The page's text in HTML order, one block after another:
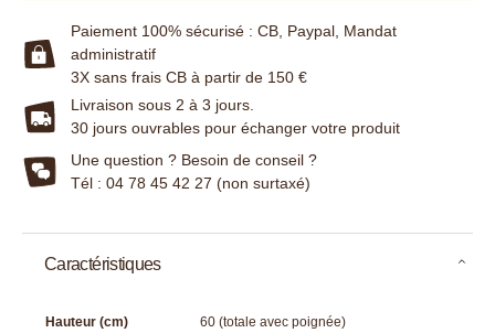
Paiement 100% sécurisé : CB, Paypal, Mandat
administratif
3X sans frais CB à partir de 150 €
Livraison sous 2 à 3 jours.
30 jours ouvrables pour échanger votre produit
Une question ? Besoin de conseil ?
Tél : 04 78 45 42 27 (non surtaxé)
Caractéristiques
Hauteur (cm) 60 (totale avec poignée)